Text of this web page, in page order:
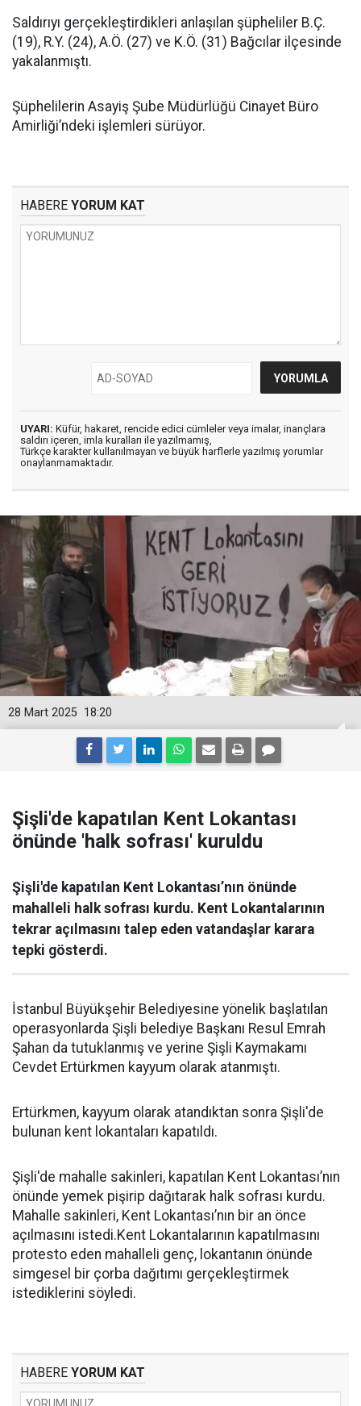
Saldırıyı gerçekleştirdikleri anlaşılan şüpheliler B.Ç.
(19), R.Y. (24), A.Ö. (27) ve K.Ö. (31) Bağcılar ilçesinde
yakalanmıştı.
Şüphelilerin Asayiş Şube Müdürlüğü Cinayet Büro
Amirliği’ndeki işlemleri sürüyor.
HABERE YORUM KAT
UYARI: Küfür, hakaret, rencide edici cümleler veya imalar, inançlara
saldırı içeren, imla kuralları ile yazılmamış,
Türkçe karakter kullanılmayan ve büyük harflerle yazılmış yorumlar
onaylanmamaktadır.
18:20
28 Mart 2025
Şişli'de kapatılan Kent Lokantası
önünde 'halk sofrası' kuruldu
Şişli'de kapatılan Kent Lokantası’nın önünde
mahalleli halk sofrası kurdu. Kent Lokantalarının
tekrar açılmasını talep eden vatandaşlar karara
tepki gösterdi.
İstanbul Büyükşehir Belediyesine yönelik başlatılan
operasyonlarda Şişli belediye Başkanı Resul Emrah
Şahan da tutuklanmış ve yerine Şişli Kaymakamı
Cevdet Ertürkmen kayyum olarak atanmıştı.
Ertürkmen, kayyum olarak atandıktan sonra Şişli'de
bulunan kent lokantaları kapatıldı.
Şişli'de mahalle sakinleri, kapatılan Kent Lokantası’nın
önünde yemek pişirip dağıtarak halk sofrası kurdu.
Mahalle sakinleri, Kent Lokantası’nın bir an önce
açılmasını istedi.Kent Lokantalarının kapatılmasını
protesto eden mahalleli genç, lokantanın önünde
simgesel bir çorba dağıtımı gerçekleştirmek
istediklerini söyledi.
HABERE YORUM KAT